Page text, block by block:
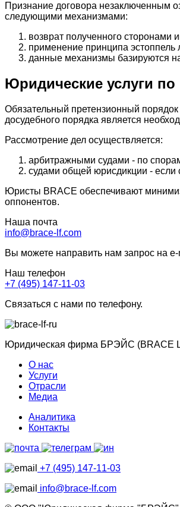
Признание договора незаключенным
следующими механизмами:
возврат полученного
применение принципа эстоппель
данные механизмы базируются
Юридические услуги
Обязательный претензионный
досудебного порядка является
Рассмотрение дел осуществляется:
арбитражными судами - по
судами общей юрисдикции - если
Юристы BRACE обеспечивают
оппонентов.
Наша почта
info@brace-lf.com
Вы можете направить нам запрос на
Наш телефон
+7 (495) 147-11-03
Связаться с нами по телефону.
Юридическая фирма БРЭЙС (BRACE
О нас
Услуги
Отрасли
Медиа
Аналитика
Контакты
+7 (495) 147-11-03
info@brace-lf.com